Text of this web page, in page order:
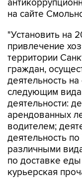
на сайте
"Установить на
привлечение
территории
граждан,
деятельность
следующим
деятельности:
арендованных
водителем;
деятельность
различными
по доставке
курьерская